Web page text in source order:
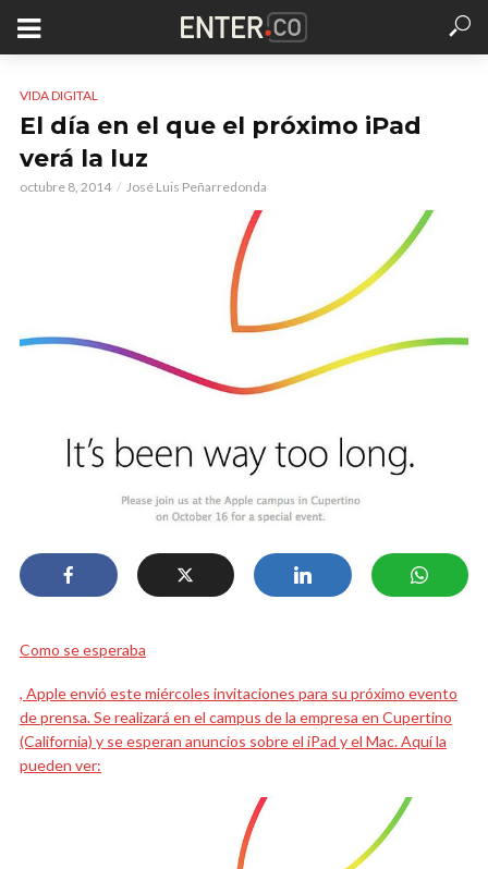
VIDA DIGITAL
El día en el que el próximo iPad
verá la luz
octubre 8, 2014 José Luis Peñarredonda
Como se esperaba
, Apple envió este miércoles invitaciones para su próximo evento
de prensa. Se realizará en el campus de la empresa en Cupertino
(California) y se esperan anuncios sobre el iPad y el Mac. Aquí la
pueden ver: